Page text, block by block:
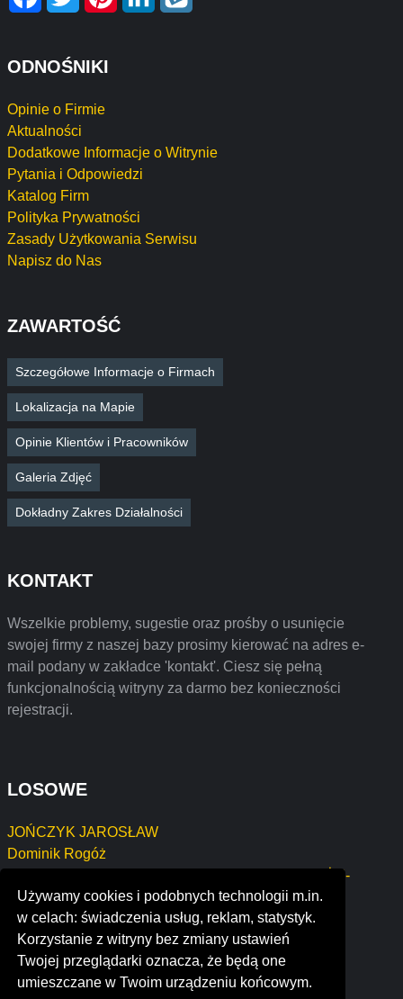
Używamy cookies i podobnych technologii m.in.
w celach: świadczenia usług, reklam, statystyk.
Korzystanie z witryny bez zmiany ustawień
Twojej przeglądarki oznacza, że będą one
umieszczane w Twoim urządzeniu końcowym.
ODNOŚNIKI
Opinie o Firmie
Aktualności
Dodatkowe Informacje o Witrynie
Pytania i Odpowiedzi
Katalog Firm
Polityka Prywatności
Zasady Użytkowania Serwisu
Napisz do Nas
ZAWARTOŚĆ
Szczegółowe Informacje o Firmach
Lokalizacja na Mapie
Opinie Klientów i Pracowników
Galeria Zdjęć
Dokładny Zakres Działalności
KONTAKT
Wszelkie problemy, sugestie oraz prośby o usunięcie
swojej firmy z naszej bazy prosimy kierować na adres e-
mail podany w zakładce 'kontakt'. Ciesz się pełną
funkcjonalnością witryny za darmo bez konieczności
rejestracji.
LOSOWE
JOŃCZYK JAROSŁAW
Dominik Rogóż
SPECJALISTYCZNY GABINET TERAPII I MASAŻU-
PAWEŁ KAŹMIERCZAK
JUVETRANS MATEUSZ ULECKI
Szymon Kmieć
infogestion-consulting